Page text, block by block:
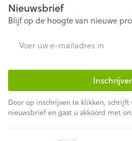
Nieuwsbrief
Blijf op de hoogte van nieuwe
Door op inschrijven te klikken, schrijft
nieuwsbrief en gaat u akkoord met